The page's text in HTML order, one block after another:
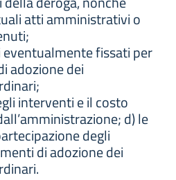
atti amministrativi o
fissati per
adozione dei
interventi e il costo
d) le
degli
di adozione dei